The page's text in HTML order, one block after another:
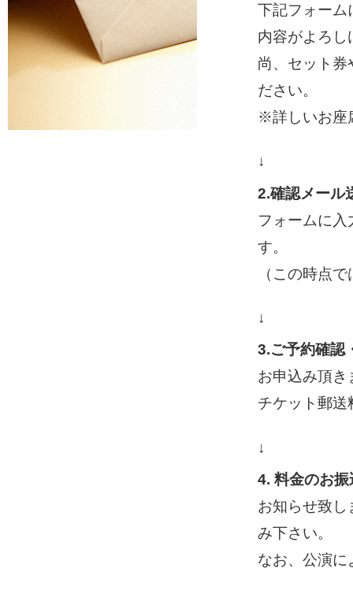
下記フォーム
内容がよろし
尚、セット券
ださい。
※詳しいお座
↓
2.確認メール
フォームに
す。
（この時点
↓
3.ご予約確認
お申込み頂き
チケット郵
↓
4. 料金のお振
お知らせ致し
み下さい。
なお、公演に